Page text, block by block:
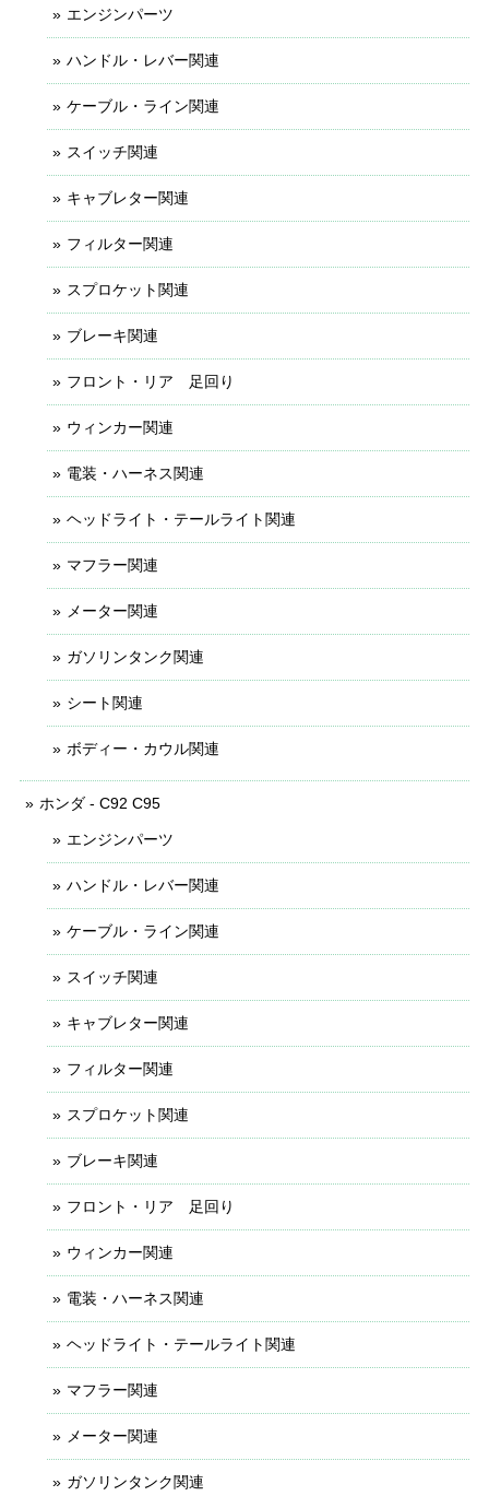
エンジンパーツ
ハンドル・レバー関連
ケーブル・ライン関連
スイッチ関連
キャブレター関連
フィルター関連
スプロケット関連
ブレーキ関連
フロント・リア 足回り
ウィンカー関連
電装・ハーネス関連
ヘッドライト・テールライト関連
マフラー関連
メーター関連
ガソリンタンク関連
シート関連
ボディー・カウル関連
ホンダ - C92 C95
エンジンパーツ
ハンドル・レバー関連
ケーブル・ライン関連
スイッチ関連
キャブレター関連
フィルター関連
スプロケット関連
ブレーキ関連
フロント・リア 足回り
ウィンカー関連
電装・ハーネス関連
ヘッドライト・テールライト関連
マフラー関連
メーター関連
ガソリンタンク関連